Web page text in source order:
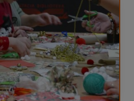
cookie
więcej